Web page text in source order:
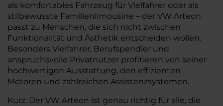
als komfortables Fahrzeug für Vielfahrer oder als
stilbewusste Familienlimousine – der VW Arteon
passt zu Menschen, die sich nicht zwischen
Funktionalität und Ästhetik entscheiden wollen.
Besonders Vielfahrer, Berufspendler und
anspruchsvolle Privatnutzer profitieren von seiner
hochwertigen Ausstattung, den effizienten
Motoren und zahlreichen Assistenzsystemen.
Kurz: Der VW Arteon ist genau richtig für alle, die